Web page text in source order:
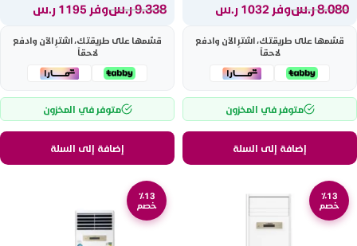
8.080ر.سوفر 1032 ر.س
قسّمها على طريقتك، اشترِ الآن وادفع
لاحقاً
متوفر في المخزون
إضافة إلى السلة
9.338ر.سوفر 1195 ر.س
قسّمها على طريقتك، اشترِ الآن وادفع
لاحقاً
متوفر في المخزون
إضافة إلى السلة
٪13
خصم
٪13
خصم